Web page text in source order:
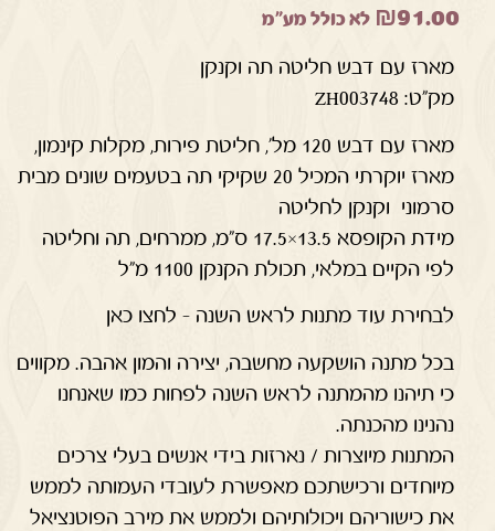
₪91.00 לא כולל מע"מ
מארז עם דבש חליטה תה וקנקן
מק"ט: ZH003748
מארז עם דבש 120 מל', חליטת פירות, מקלות קינמון,
מארז יוקרתי המכיל 20 שקיקי תה בטעמים שונים מבית
סרמוני וקנקן לחליטה
מידת הקופסא 13.5×17.5 ס"מ, ממרחים, תה וחליטה
לפי הקיים במלאי, תכולת הקנקן 1100 מ"ל
לבחירת עוד מתנות לראש השנה – לחצו כאן
בכל מתנה הושקעה מחשבה, יצירה והמון אהבה. מקווים
כי תיהנו מהמתנה לראש השנה לפחות כמו שאנחנו
נהנינו מהכנתה.
המתנות מיוצרות / נארזות בידי אנשים בעלי צרכים
מיוחדים ורכישתכם מאפשרת לעובדי העמותה לממש
את כישוריהם ויכולותיהם ולממש את מירב הפוטנציאל